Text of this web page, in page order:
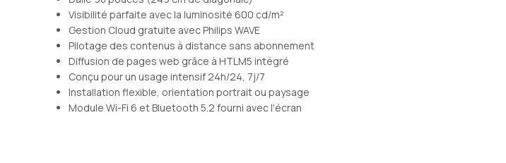
Visibilité parfaite avec la luminosité 600 cd/m²
Gestion Cloud gratuite avec Philips WAVE
Pilotage des contenus à distance sans abonnement
Diffusion de pages web grâce à HTLM5 intégré
Conçu pour un usage intensif 24h/24, 7j/7
Installation flexible, orientation portrait ou paysage
Module Wi-Fi 6 et Bluetooth 5.2 fourni avec l'écran